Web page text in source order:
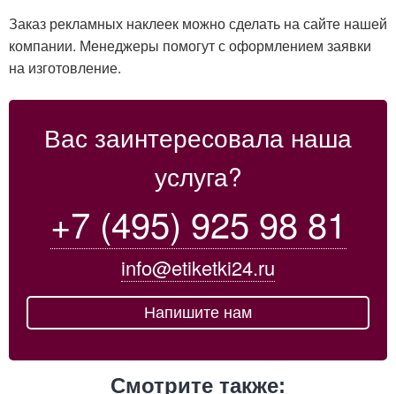
Заказ рекламных наклеек можно сделать на сайте нашей
компании. Менеджеры помогут с оформлением заявки
на изготовление.
Вас заинтересовала наша
услуга?
+7 (495) 925 98 81
info@etiketki24.ru
Напишите нам
Смотрите также: